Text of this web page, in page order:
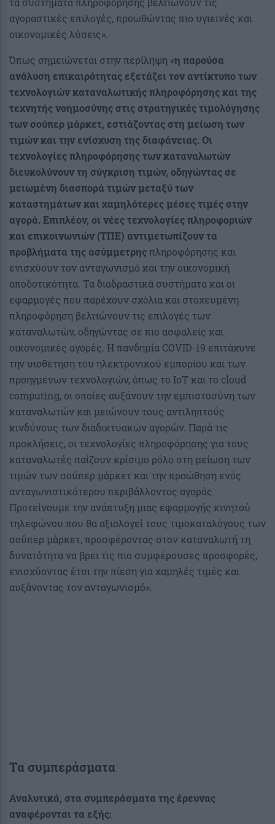
αγοραστικές επιλογές, προωθώντας πιο υγιεινές και
οικονομικές λύσεις».
Όπως σημειώνεται στην περίληψη «η παρούσα
ανάλυση επικαιρότητας εξετάζει τον αντίκτυπο των
τεχνολογιών καταναλωτικής πληροφόρησης και της
τεχνητής νοημοσύνης στις στρατηγικές τιμολόγησης
των σούπερ μάρκετ, εστιάζοντας στη μείωση των
τιμών και την ενίσχυση της διαφάνειας. Οι
τεχνολογίες πληροφόρησης των καταναλωτών
διευκολύνουν τη σύγκριση τιμών, οδηγώντας σε
μειωμένη διασπορά τιμών μεταξύ των
καταστημάτων και χαμηλότερες μέσες τιμές στην
αγορά. Επιπλέον, οι νέες τεχνολογίες πληροφοριών
και επικοινωνιών (ΤΠΕ) αντιμετωπίζουν τα
προβλήματα της ασύμμετρης πληροφόρησης και
ενισχύουν τον ανταγωνισμό και την οικονομική
αποδοτικότητα. Τα διαδραστικά συστήματα και οι
εφαρμογές που παρέχουν σχόλια και στοχευμένη
πληροφόρηση βελτιώνουν τις επιλογές των
καταναλωτών, οδηγώντας σε πιο ασφαλείς και
οικονομικές αγορές. Η πανδημία COVID-19 επιτάχυνε
την υιοθέτηση του ηλεκτρονικού εμπορίου και των
προηγμένων τεχνολογιών, όπως το IoT και το cloud
computing, οι οποίες αυξάνουν την εμπιστοσύνη των
καταναλωτών και μειώνουν τους αντιληπτούς
κινδύνους των διαδικτυακών αγορών. Παρά τις
προκλήσεις, οι τεχνολογίες πληροφόρησης για τους
καταναλωτές παίζουν κρίσιμο ρόλο στη μείωση των
τιμών των σούπερ μάρκετ και την προώθηση ενός
ανταγωνιστικότερου περιβάλλοντος αγοράς.
Προτείνουμε την ανάπτυξη μιας εφαρμογής κινητού
τηλεφώνου που θα αξιολογεί τους τιμοκαταλόγους των
σούπερ μάρκετ, προσφέροντας στον καταναλωτή τη
δυνατότητα να βρει τις πιο συμφέρουσες προσφορές,
ενισχύοντας έτσι την πίεση για χαμηλές τιμές και
αυξάνοντας τον ανταγωνισμό».
Τα συμπεράσματα
Αναλυτικά, στα συμπεράσματα της έρευνας
αναφέρονται τα εξής: